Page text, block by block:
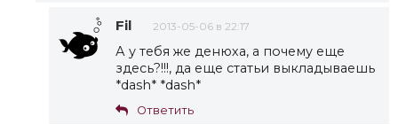
Fil 2013-05-06 в 22:17
А у тебя же денюха, а почему еще
здесь?!!!, да еще статьи выкладываешь
*dash* *dash*
Ответить